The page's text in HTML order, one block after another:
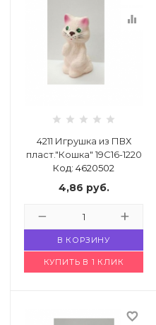
equalizer
4211 Игрушка из ПВХ
пласт."Кошка" 19С16-1220
Код: 4620502
4,86 руб.
В КОРЗИНУ
КУПИТЬ В 1 КЛИК
favorite_border